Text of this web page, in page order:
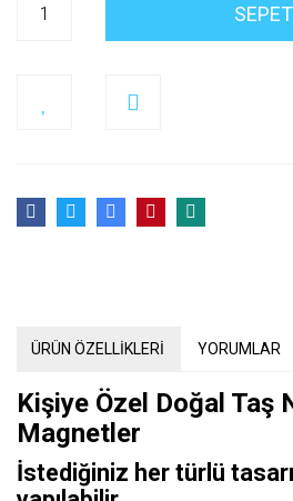
ÜRÜN ÖZELLİKLERİ YORUMLAR
Kişiye Özel Doğal Taş
Magnetler
İstediğiniz her türlü